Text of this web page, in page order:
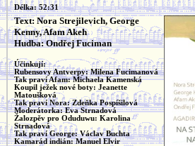
Délka: 52:31
Text: Nora Strejilevich, George
Kenny, Afam Akeh
Hudba: Ondřej Fuciman
Účinkují:
Rubensovy Antverpy: Milena Fucimanová
Tak praví Afam: Michaela Kamenská
Koupil ježek nové boty: Jeanette
Matoušková
Tak praví Nora: Zdeňka Pospíšilová
Moderátorka: Eva Strnadová
Žalozpěv pro Oduduwu: Karolina
Strnadová
Tak praví George: Václav Buchta
Kamarád indián: Manuel Elvir